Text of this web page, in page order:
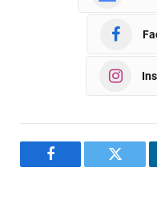
Facebook Twitter